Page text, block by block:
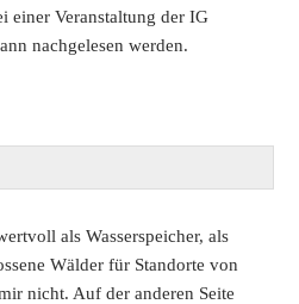
einer Veranstaltung der IG
nachgelesen werden.
als Wasserspeicher, als
Wälder für Standorte von
nicht. Auf der anderen Seite